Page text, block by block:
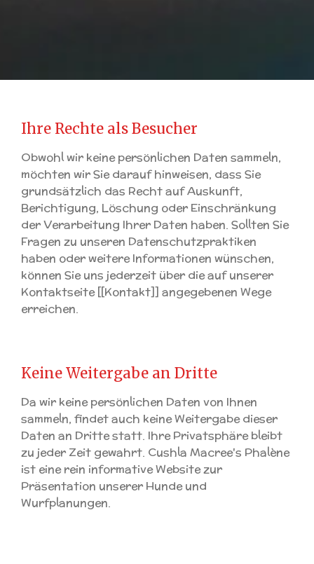
Ihre Rechte als Besucher
Obwohl wir keine persönlichen Daten sammeln,
möchten wir Sie darauf hinweisen, dass Sie
grundsätzlich das Recht auf Auskunft,
Berichtigung, Löschung oder Einschränkung
der Verarbeitung Ihrer Daten haben. Sollten Sie
Fragen zu unseren Datenschutzpraktiken
haben oder weitere Informationen wünschen,
können Sie uns jederzeit über die auf unserer
Kontaktseite [[Kontakt]] angegebenen Wege
erreichen.
Keine Weitergabe an Dritte
Da wir keine persönlichen Daten von Ihnen
sammeln, findet auch keine Weitergabe dieser
Daten an Dritte statt. Ihre Privatsphäre bleibt
zu jeder Zeit gewahrt. Cushla Macree's Phalène
ist eine rein informative Website zur
Präsentation unserer Hunde und
Wurfplanungen.